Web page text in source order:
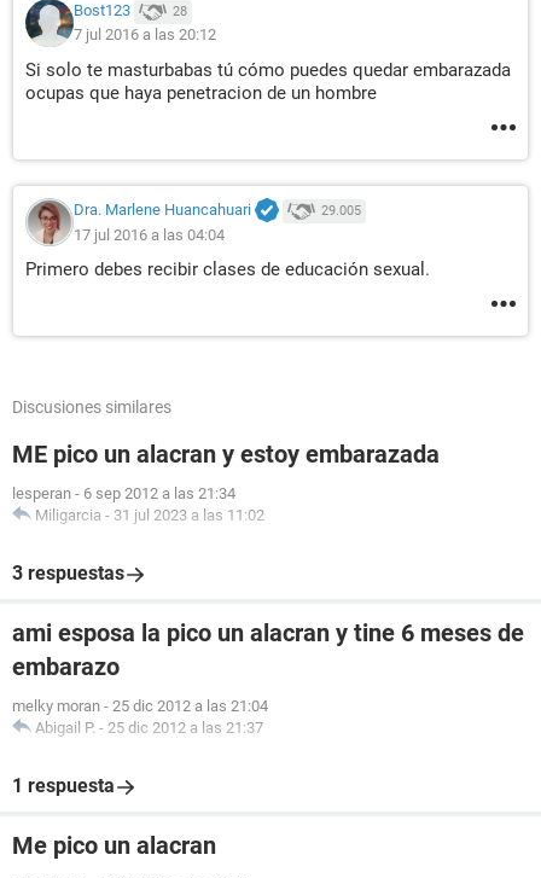
Bost123 28
7 jul 2016 a las 20:12
Si solo te masturbabas tú cómo puedes quedar embarazada
ocupas que haya penetracion de un hombre
Dra. Marlene Huancahuari 29.005
17 jul 2016 a las 04:04
Primero debes recibir clases de educación sexual.
Discusiones similares
ME pico un alacran y estoy embarazada
lesperan - 6 sep 2012 a las 21:34
Miligarcia - 31 jul 2023 a las 11:02
3 respuestas
ami esposa la pico un alacran y tine 6 meses de
embarazo
melky moran - 25 dic 2012 a las 21:04
Abigail P. - 25 dic 2012 a las 21:37
1 respuesta
Me pico un alacran